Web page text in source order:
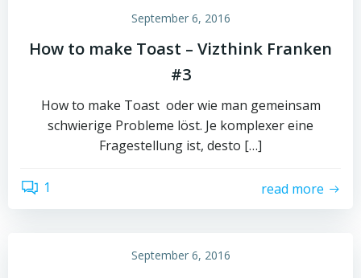
September 6, 2016
How to make Toast – Vizthink Franken
#3
How to make Toast oder wie man gemeinsam
schwierige Probleme löst. Je komplexer eine
Fragestellung ist, desto […]
1 read more
September 6, 2016